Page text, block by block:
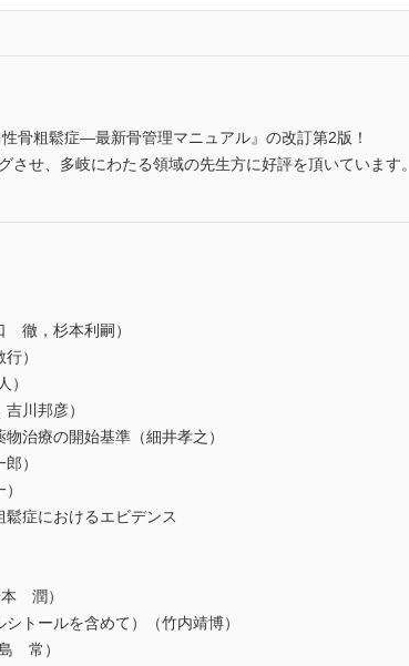
骨粗鬆症―最新骨管理マニュアル』の改訂第2版！
させ、多岐にわたる領域の先生方に好評を頂いています。
徹，杉本利嗣）
）
）
川邦彦）
治療の開始基準（細井孝之）
）
症におけるエビデンス
潤）
トールを含めて）（竹内靖博）
常）